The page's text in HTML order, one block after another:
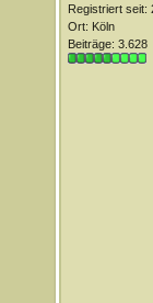
Registriert seit:
Ort: Köln
Beiträge: 3.628